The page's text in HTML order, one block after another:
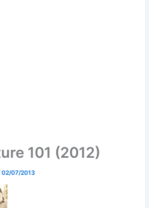
101 (2012)
02/07/2013